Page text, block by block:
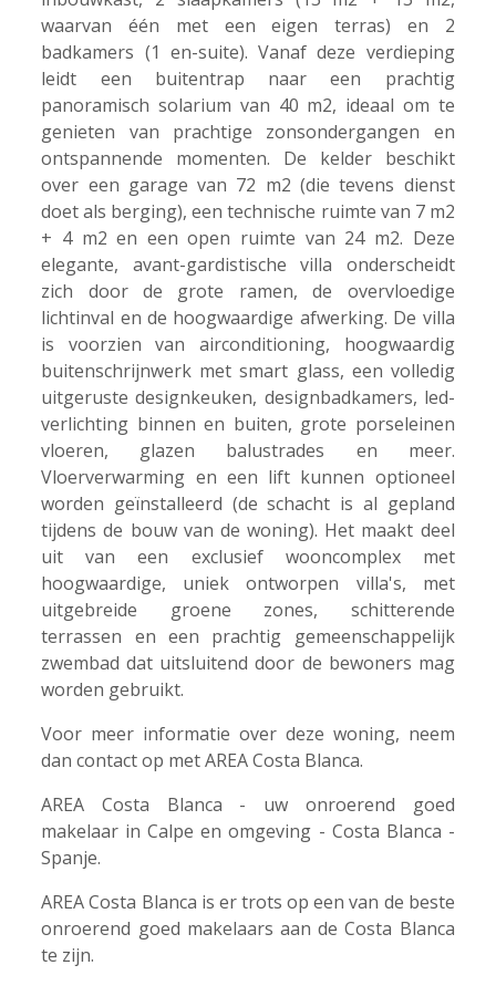
waarvan één met een eigen terras) en 2
badkamers (1 en-suite). Vanaf deze verdieping
leidt een buitentrap naar een prachtig
panoramisch solarium van 40 m2, ideaal om te
genieten van prachtige zonsondergangen en
ontspannende momenten. De kelder beschikt
over een garage van 72 m2 (die tevens dienst
doet als berging), een technische ruimte van 7 m2
+ 4 m2 en een open ruimte van 24 m2. Deze
elegante, avant-gardistische villa onderscheidt
zich door de grote ramen, de overvloedige
lichtinval en de hoogwaardige afwerking. De villa
is voorzien van airconditioning, hoogwaardig
buitenschrijnwerk met smart glass, een volledig
uitgeruste designkeuken, designbadkamers, led-
verlichting binnen en buiten, grote porseleinen
vloeren, glazen balustrades en meer.
Vloerverwarming en een lift kunnen optioneel
worden geïnstalleerd (de schacht is al gepland
tijdens de bouw van de woning). Het maakt deel
uit van een exclusief wooncomplex met
hoogwaardige, uniek ontworpen villa's, met
uitgebreide groene zones, schitterende
terrassen en een prachtig gemeenschappelijk
zwembad dat uitsluitend door de bewoners mag
worden gebruikt.
Voor meer informatie over deze woning, neem
dan contact op met AREA Costa Blanca.
AREA Costa Blanca - uw onroerend goed
makelaar in Calpe en omgeving - Costa Blanca -
Spanje.
AREA Costa Blanca is er trots op een van de beste
onroerend goed makelaars aan de Costa Blanca
te zijn.